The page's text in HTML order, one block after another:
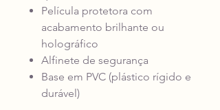
Película protetora com
acabamento brilhante ou
holográfico
Alfinete de segurança
Base em PVC (plástico rígido e
durável)